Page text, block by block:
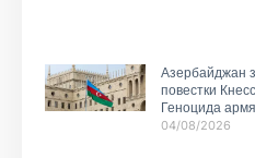
Азербайджан
повестки
Геноцида
04/08/2026